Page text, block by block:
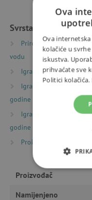
Svrstano u kategorije
Priroda i sport
vodu
Igračke prema vrsti
Igračke prema starosti
godine
Igračke prema starosti
godine
Proizvođači
Proizvođač
Namijenjeno
Ova
Ova
kolačiće u
iskustva.
prihvaćate sve
Politici kolačića.
NUŽNO